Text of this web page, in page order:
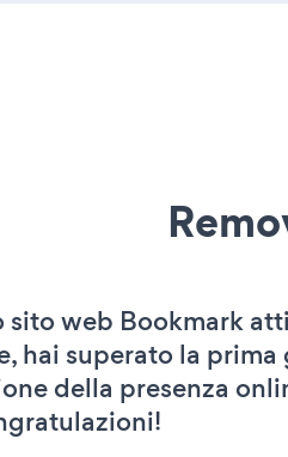
sito web Bookmark
hai superato la prima
della presenza